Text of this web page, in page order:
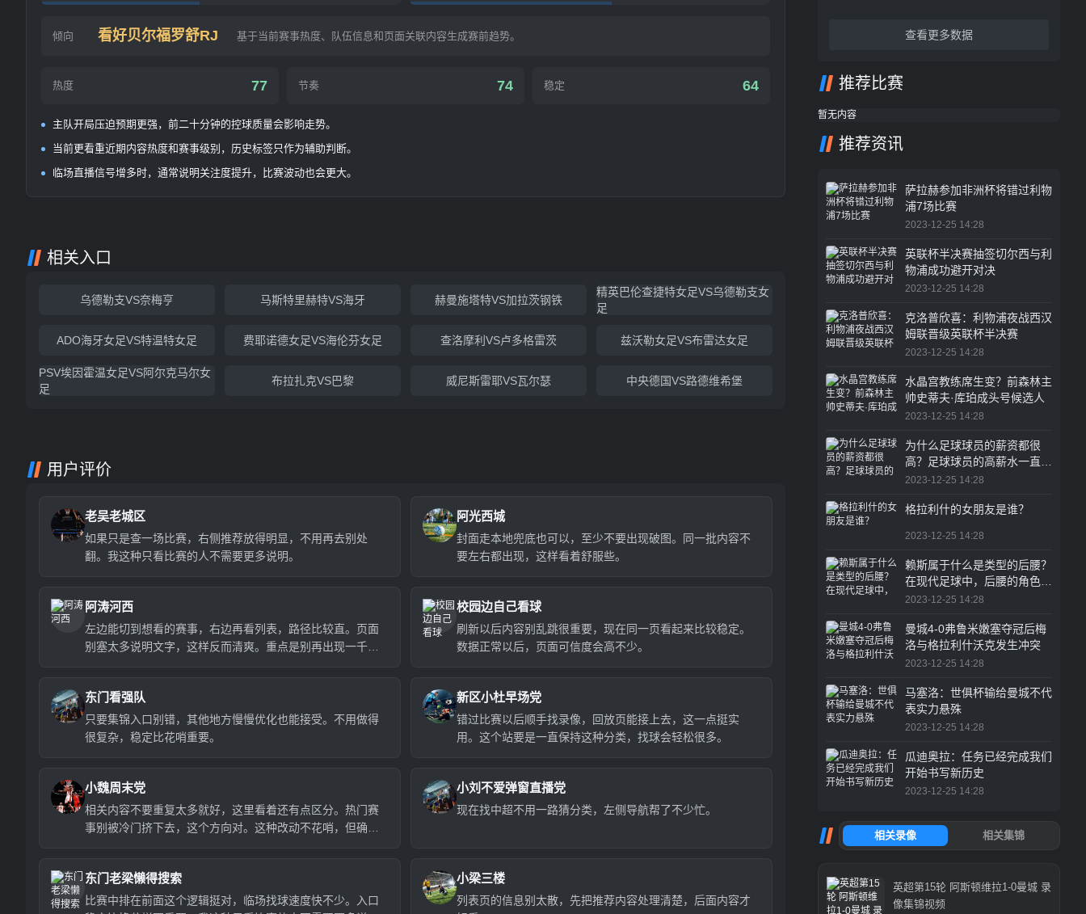
倾向 看好贝尔福罗舒RJ 基于当前赛事热度、队伍信息和页面关联内容生成赛前趋势。
热度 77 节奏 74 稳定 64
主队开局压迫预期更强，前二十分钟的控球质量会影响走势。
当前更看重近期内容热度和赛事级别，历史标签只作为辅助判断。
临场直播信号增多时，通常说明关注度提升，比赛波动也会更大。
相关入口
乌德勒支VS奈梅亨 马斯特里赫特VS海牙 赫曼施塔特VS加拉茨钢铁
精英巴伦查捷特女足VS乌德勒支女
足
ADO海牙女足VS特温特女足 费耶诺德女足VS海伦芬女足 查洛摩利VS卢多格雷茨 兹沃勒女足VS布雷达女足
PSV埃因霍温女足VS阿尔克马尔女
足
布拉扎克VS巴黎 威尼斯雷耶VS瓦尔瑟 中央德国VS路德维希堡
用户评价
老吴老城区
如果只是查一场比赛，右侧推荐放得明显，不用再去别处
翻。我这种只看比赛的人不需要更多说明。
阿光西城
封面走本地兜底也可以，至少不要出现破图。同一批内容不
要左右都出现，这样看着舒服些。
阿涛河西
左边能切到想看的赛事，右边再看列表，路径比较直。页面
别塞太多说明文字，这样反而清爽。重点是别再出现一千多
校园边自己看球
刷新以后内容别乱跳很重要，现在同一页看起来比较稳定。
数据正常以后，页面可信度会高不少。
东门看强队
只要集锦入口别错，其他地方慢慢优化也能接受。不用做得
很复杂，稳定比花哨重要。
新区小杜早场党
错过比赛以后顺手找录像，回放页能接上去，这一点挺实
用。这个站要是一直保持这种分类，找球会轻松很多。
小魏周末党
相关内容不要重复太多就好，这里看着还有点区分。热门赛
事别被冷门挤下去，这个方向对。这种改动不花哨，但确实
小刘不爱弹窗直播党
现在找中超不用一路猜分类，左侧导航帮了不少忙。
东门老梁懒得搜索
比赛中排在前面这个逻辑挺对，临场找球速度快不少。入口
小梁三楼
列表页的信息别太散，先把推荐内容处理清楚，后面内容才
查看更多数据
推荐比赛
暂无内容
推荐资讯
萨拉赫参加非洲杯将错过利物
浦7场比赛
2023-12-25 14:28
英联杯半决赛抽签切尔西与利
物浦成功避开对决
2023-12-25 14:28
克洛普欣喜：利物浦夜战西汉
姆联晋级英联杯半决赛
2023-12-25 14:28
水晶宫教练席生变？前森林主
帅史蒂夫·库珀成头号候选人
2023-12-25 14:28
为什么足球球员的薪资都很
高？足球球员的高薪水一直是
体育圈乃至整个职业界的热议
2023-12-25 14:28
格拉利什的女朋友是谁？
2023-12-25 14:28
赖斯属于什么是类型的后腰？
在现代足球中，后腰的角色越
来越重要
2023-12-25 14:28
曼城4-0弗鲁米嫩塞夺冠后梅
洛与格拉利什沃克发生冲突
2023-12-25 14:28
马塞洛：世俱杯输给曼城不代
表实力悬殊
2023-12-25 14:28
瓜迪奥拉：任务已经完成我们
开始书写新历史
2023-12-25 14:28
英超第15轮 阿斯顿维拉1-0曼城 录
像集锦视频